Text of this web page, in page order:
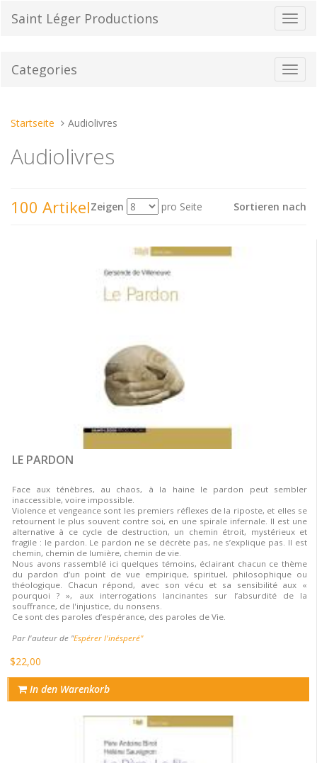
zumSaint Léger Productions
Categories
Sie
hier:
Startseite Audiolivres
Audiolivres
100 ArtikelZeigen pro Seite Sortieren nach
LE PARDON
Face aux ténèbres, au chaos, à la haine le pardon peut sembler
inaccessible, voire impossible.
Violence et vengeance sont les premiers réflexes de la riposte, et elles se
retournent le plus souvent contre soi, en une spirale infernale. Il est une
alternative à ce cycle de destruction, un chemin étroit, mystérieux et
fragile : le pardon. Le pardon ne se décrète pas, ne s’explique pas. Il est
chemin, chemin de lumière, chemin de vie.
Nous avons rassemblé ici quelques témoins, éclairant chacun ce thème
du pardon d’un point de vue empirique, spirituel, philosophique ou
théologique. Chacun répond, avec son vécu et sa sensibilité aux «
pourquoi ? », aux interrogations lancinantes sur l’absurdité de la
souffrance, de l'injustice, du nonsens.
Ce sont des paroles d’espérance, des paroles de Vie.
Par l'auteur de "Espérer l'inésperé"
$22,00
In den Warenkorb